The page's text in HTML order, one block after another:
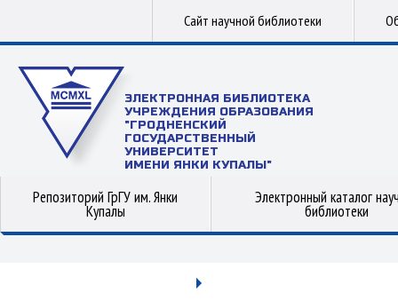
Сайт научной библиотеки
ЭЛЕКТРОННАЯ БИБЛИОТЕКА
УЧРЕЖДЕНИЯ ОБРАЗОВАНИЯ
"ГРОДНЕНСКИЙ
ГОСУДАРСТВЕННЫЙ
УНИВЕРСИТЕТ
ИМЕНИ ЯНКИ КУПАЛЫ"
Репозиторий ГрГУ им. Янки
Купалы
Электронный каталог
библиотеки